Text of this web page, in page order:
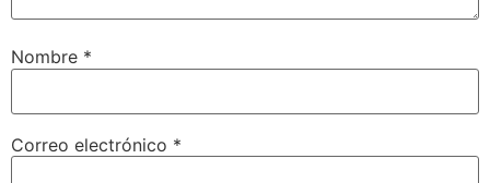
Nombre *
Correo electrónico *